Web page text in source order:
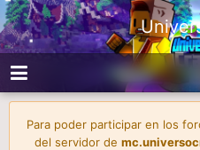
Para poder participar en los
del servidor de